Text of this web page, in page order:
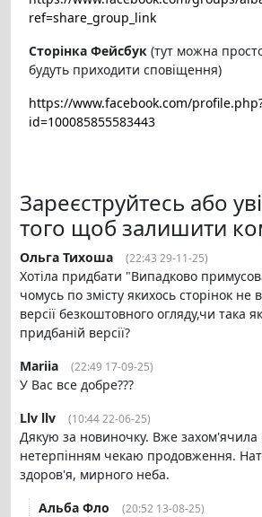
ref=share_group_link
Сторінка Фейсбук (тут можна
будуть приходити сповіщення)
https://www.facebook.com/
id=100085855583443
Зареєструйтесь або
того щоб залишити
Ольга Тихоша (22:43 29-11-25)
Хотіла придбати "Випадково
чомусь по змісту якихось сторінок не
версії безкоштовного огляду,чи така
придбаній версії?
Mariia
(22:49 17-09-25)
У Вас все добре???
Llv llv
(10:44 22-06-25)
Дякую за новиночку. Вже захом'ячила
нетерпінням чекаю продовження.
здоров'я, мирного неба.
Альба Фло
(20:52 13-08-25)